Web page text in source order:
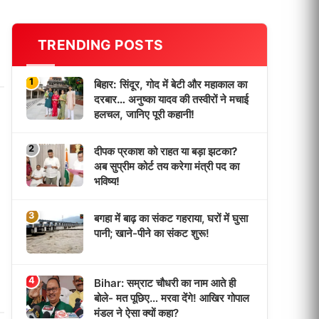
TRENDING POSTS
1
बिहार: सिंदूर, गोद में बेटी और महाकाल का
दरबार… अनुष्का यादव की तस्वीरों ने मचाई
हलचल, जानिए पूरी कहानी!
2
दीपक प्रकाश को राहत या बड़ा झटका?
अब सुप्रीम कोर्ट तय करेगा मंत्री पद का
भविष्य!
3
बगहा में बाढ़ का संकट गहराया, घरों में घुसा
पानी; खाने-पीने का संकट शुरू!
4
Bihar: सम्राट चौधरी का नाम आते ही
बोले- मत पूछिए… मरवा देंगे! आखिर गोपाल
मंडल ने ऐसा क्यों कहा?